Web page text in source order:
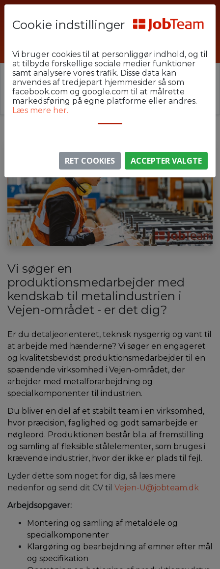
⚠️ Denne jobannonce er udløbet.
Stillingen er ikke længere aktiv, men du kan
lignende annoncer her.
Vi søger en
produktionsmedarbejder med
kendskab til metalindustrien i
Vejen-området - er det dig?
Er du detaljeorienteret, teknisk nysgerrig og vant til
at arbejde med hænderne? Vi søger en engageret
og kvalitetsbevidst produktionsmedarbejder til en
spændende virksomhed i Vejen-området, der
arbejder med metalforarbejdning og
specialkomponenter til industrien.
Du bliver en del af et stabilt team i en virksomhed,
hvor præcision, faglighed og godt samarbejde er
nøgleord. Produktionen består bl.a. af fremstilling
og samling af fleksible stålelementer, som bruges i
krævende industrier, hvor der ikke er plads til fejl.
Lyder dette som noget for dig, så læs mere
nedenfor og send dit CV til Vejen-U@jobteam.dk
Arbejdsopgaver:
Montering og samling af metaldele og
specialkomponenter
Klargøring og bearbejdning af emner efter mål
og specifikation
Cookie indstillinger
Vi bruger cookies til at personliggør indhold, og til
at tilbyde forskellige sociale medier funktioner
samt analysere vores trafik. Disse data kan
anvendes af tredjepart hjemmesider så som
facebook.com og google.com til at målrette
markedsføring på egne platforme eller andres.
Læs mere her.
RET COOKIES ACCEPTER VALGTE